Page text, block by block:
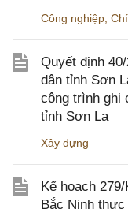
Công nghiệp
Quyết định
dân tỉnh Sơn
công trình ghi
tỉnh Sơn La
Xây dựng
Kế hoạch
Bắc Ninh